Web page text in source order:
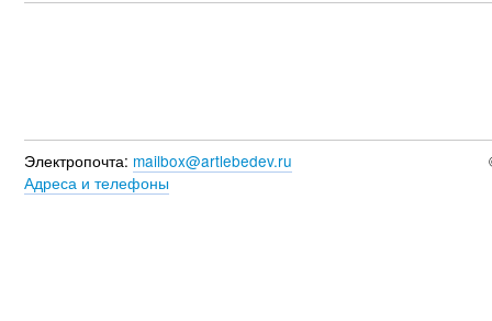
Электропочта: mailbox@artlebedev.ru
Адреса и телефоны